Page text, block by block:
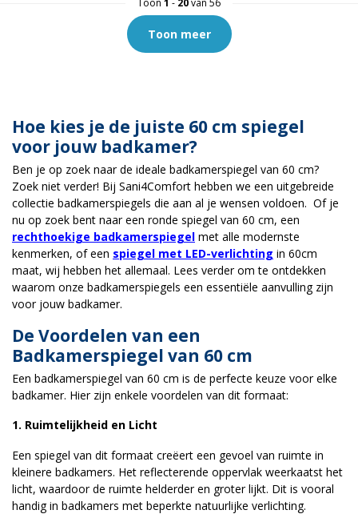
Toon meer
Hoe kies je de juiste 60 cm spiegel
voor jouw badkamer?
Ben je op zoek naar de ideale badkamerspiegel van 60 cm?
Zoek niet verder! Bij Sani4Comfort hebben we een uitgebreide
collectie badkamerspiegels die aan al je wensen voldoen. Of je
nu op zoek bent naar een ronde spiegel van 60 cm, een
rechthoekige badkamerspiegel met alle modernste
kenmerken, of een spiegel met LED-verlichting in 60cm
maat, wij hebben het allemaal. Lees verder om te ontdekken
waarom onze badkamerspiegels een essentiële aanvulling zijn
voor jouw badkamer.
De Voordelen van een
Badkamerspiegel van 60 cm
Een badkamerspiegel van 60 cm is de perfecte keuze voor elke
badkamer. Hier zijn enkele voordelen van dit formaat:
1. Ruimtelijkheid en Licht
Een spiegel van dit formaat creëert een gevoel van ruimte in
kleinere badkamers. Het reflecterende oppervlak weerkaatst het
licht, waardoor de ruimte helderder en groter lijkt. Dit is vooral
handig in badkamers met beperkte natuurlijke verlichting.